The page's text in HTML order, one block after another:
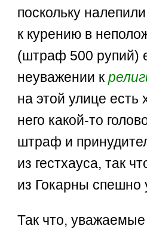
поскольку
к курению в
(штраф 500 рупий)
неуважении к
на этой улице есть
него какой-то
штраф и
из гестхауса, так
из Гокарны спешно
Так что,